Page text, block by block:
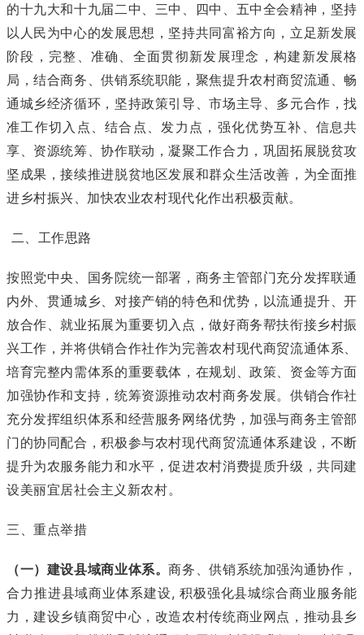
的十九大和十九届二中、三中、四中、五中全会精神，坚持
以人民为中心的发展思想，坚持共同富裕方向，立足新发展
阶段，完整、准确、全面贯彻新发展理念，构建新发展格
局，结合商务、供销系统职能，聚焦提升农村商贸流通、畅
通城乡经济循环，坚持政策引导、市场主导、多元合作，找
准工作切入点、结合点、发力点，强化优势互补、信息共
享、资源统筹、协作联动，凝聚工作合力，巩固拓展脱贫攻
坚成果，接续推进脱贫地区发展和群众生活改善，为全面推
进乡村振兴、加快农业农村现代化作出积极贡献。
二、工作思路
按照党中央、国务院统一部署，商务主管部门充分发挥联通
内外、贯通城乡、对接产销的特色和优势，以流通提升、开
放合作、就业拓展为重要切入点，做好商务帮扶衔接乡村振
兴工作，并将供销合作社作为完善农村现代商贸流通体系、
培育完整内需体系的重要载体，在规划、政策、资金等方面
加强协作和支持，统筹资源推动农村商务发展。供销合作社
充分发挥组织体系和经营服务网络优势，加强与商务主管部
门的协同配合，积极参与农村现代商贸流通体系建设，不断
提升为农服务能力和水平，促进农村消费提质升级，共同建
设美丽宜居社会主义新农村。
三、重点举措
（一）建设县域商业体系。商务、供销系统加强沟通协作，
合力推进县域商业体系建设, 积极强化县城综合商业服务能
力，建设乡镇商贸中心，改造农村传统商业网点，推动县乡